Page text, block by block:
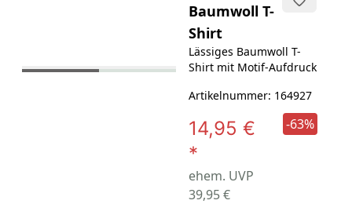
Baumwoll T-
Shirt
Lässiges Baumwoll T-
Shirt mit Motif-Aufdruck
Artikelnummer: 164927
14,95 €
*
ehem. UVP
39,95 €
-63%